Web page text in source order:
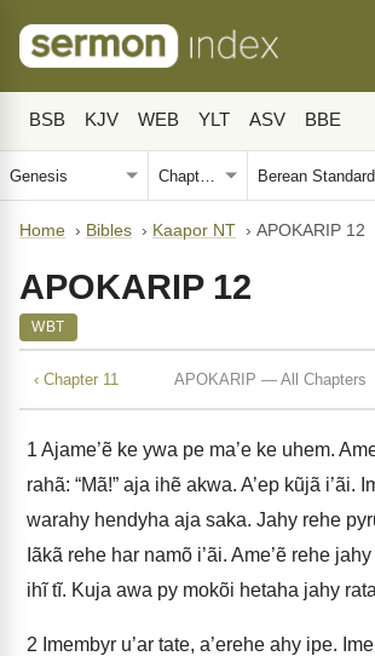
BSB KJV WEB YLT ASV BBE
Home › Bibles › Kaapor NT › APOKARIP 12
APOKARIP 12
WBT
‹ Chapter 11 APOKARIP — All Chapters
1 Ajame’ẽ ke ywa pe ma’e ke uhem.
rahã: “Mã!” aja ihẽ akwa. A’ep kũjã i’ãi.
warahy hendyha aja saka. Jahy rehe
Iãkã rehe har namõ i’ãi. Ame’ẽ rehe
ihĩ tĩ. Kuja awa py mokõi hetaha jahy
2 Imembyr u’ar tate, a’erehe ahy ipe.